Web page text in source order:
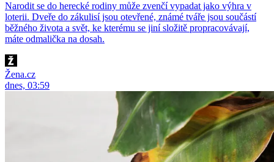
Narodit se do herecké rodiny může zvenčí vypadat jako výhra v
loterii. Dveře do zákulisí jsou otevřené, známé tváře jsou součástí
běžného života a svět, ke kterému se jiní složitě propracovávají,
máte odmalička na dosah.
Žena.cz
dnes, 03:59